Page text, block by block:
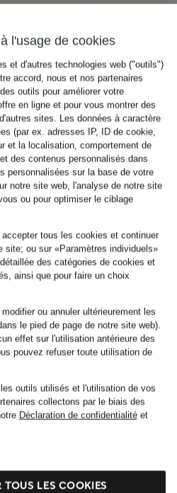
MARC CAIN
Pantalon FRIA
129,99 €
Meilleur prix:110,49 €
Initialement:179,90 €
Robes de mariage civil
Robes de mariage pour
Femmes
Robes pour Femmes
l'usage de cookies
et d'autres technologies web ("outils")
accord, nous et nos partenaires
outils pour améliorer votre
en ligne et pour vous montrer des
sites. Les données à caractère
(par ex. adresses IP, ID de cookie,
et la localisation, comportement de
des contenus personnalisés dans
personnalisées sur la base de votre
notre site web, l'analyse de notre site
ou pour optimiser le ciblage
tous les cookies et continuer
site; ou sur «Paramètres individuels»
des catégories de cookies et
ainsi que pour faire un choix
ou annuler ultérieurement les
le pied de page de notre site web).
effet sur l'utilisation antérieure des
pouvez refuser toute utilisation de
outils utilisés et l'utilisation de vos
collectons par le biais des
Déclaration de confidentialitéet
TOUS LES COOKIES